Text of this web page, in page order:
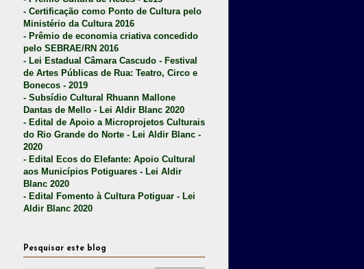
- Certificação como Ponto de Cultura pelo
Ministério da Cultura 2016
- Prêmio de economia criativa concedido
pelo SEBRAE/RN 2016
- Lei Estadual Câmara Cascudo - Festival
de Artes Públicas de Rua: Teatro, Circo e
Bonecos - 2019
- Subsídio Cultural Rhuann Mallone
Dantas de Mello - Lei Aldir Blanc 2020
- Edital de Apoio a Microprojetos Culturais
do Rio Grande do Norte - Lei Aldir Blanc -
2020
- Edital Ecos do Elefante: Apoio Cultural
aos Municípios Potiguares - Lei Aldir
Blanc 2020
- Edital Fomento à Cultura Potiguar - Lei
Aldir Blanc 2020
Pesquisar este blog